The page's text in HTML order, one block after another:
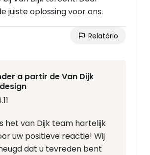
juiste oplossing voor ons.
Relatório
a partir de Van Dijk
het van Dijk team hartelijk
uw positieve reactie! Wij
dat u tevreden bent